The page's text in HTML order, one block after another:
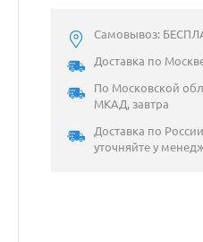
Самовывоз:
Доставка по
По Московской
МКАД, завтра
Доставка по
уточняйте у